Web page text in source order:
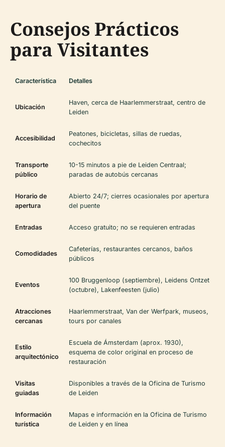
Consejos Prácticos
para Visitantes
Característica Detalles
Ubicación
Haven, cerca de Haarlemmerstraat, centro de
Leiden
Accesibilidad
Peatones, bicicletas, sillas de ruedas,
cochecitos
Transporte
público
10-15 minutos a pie de Leiden Centraal;
paradas de autobús cercanas
Horario de
apertura
Abierto 24/7; cierres ocasionales por apertura
del puente
Entradas Acceso gratuito; no se requieren entradas
Comodidades
Cafeterías, restaurantes cercanos, baños
públicos
Eventos
100 Bruggenloop (septiembre), Leidens Ontzet
(octubre), Lakenfeesten (julio)
Atracciones
cercanas
Haarlemmerstraat, Van der Werfpark, museos,
tours por canales
Estilo
arquitectónico
Escuela de Ámsterdam (aprox. 1930),
esquema de color original en proceso de
restauración
Visitas
guiadas
Disponibles a través de la Oficina de Turismo
de Leiden
Información
turística
Mapas e información en la Oficina de Turismo
de Leiden y en línea